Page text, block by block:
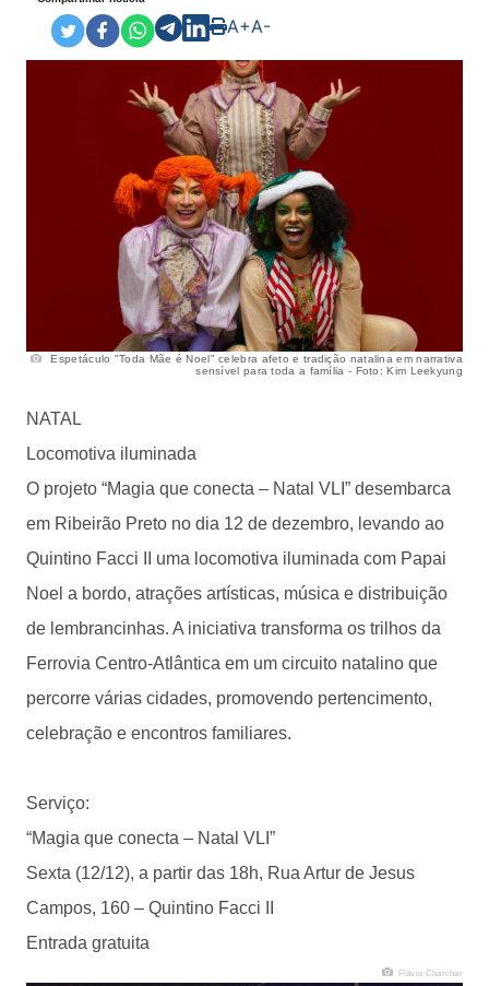
A+A-
Espetáculo "Toda Mãe é Noel" celebra afeto e tradição natalina em narrativa
sensível para toda a família - Foto: Kim Leekyung
NATAL
Locomotiva iluminada
O projeto “Magia que conecta – Natal VLI” desembarca
em Ribeirão Preto no dia 12 de dezembro, levando ao
Quintino Facci II uma locomotiva iluminada com Papai
Noel a bordo, atrações artísticas, música e distribuição
de lembrancinhas. A iniciativa transforma os trilhos da
Ferrovia Centro-Atlântica em um circuito natalino que
percorre várias cidades, promovendo pertencimento,
celebração e encontros familiares.
Serviço:
“Magia que conecta – Natal VLI”
Sexta (12/12), a partir das 18h, Rua Artur de Jesus
Campos, 160 – Quintino Facci II
Entrada gratuita
Flávio Charchar